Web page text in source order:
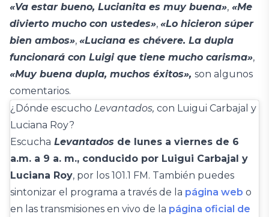
«Va estar bueno, Lucianita es muy buena», «Me
divierto mucho con ustedes», «Lo hicieron súper
bien ambos», «Luciana es chévere. La dupla
funcionará con Luigi que tiene mucho carisma»,
«Muy buena dupla, muchos éxitos», son algunos
comentarios.
¿Dónde escucho Levantados, con Luigui Carbajal y
Luciana Roy?
Escucha Levantados de lunes a viernes de 6
a.m. a 9 a. m., conducido por Luigui Carbajal y
Luciana Roy, por los 101.1 FM. También puedes
sintonizar el programa a través de la página web o
en las transmisiones en vivo de la página oficial de